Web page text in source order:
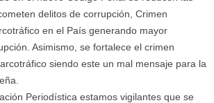
delitos de corrupción, Crimen
en el País generando mayor
Asimismo, se fortalece el crimen
siendo este un mal mensaje para la
Periodística estamos vigilantes que se